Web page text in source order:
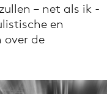
de Adformatie
– net als ik -
en
de